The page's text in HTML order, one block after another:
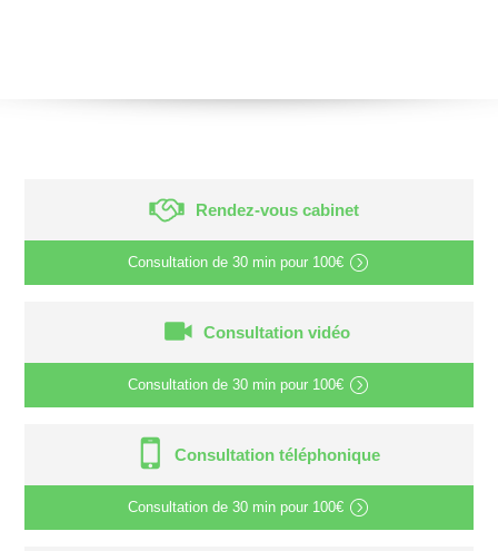
Rendez-vous cabinet
Consultation de 30 min pour 100€
Consultation vidéo
Consultation de 30 min pour 100€
Consultation téléphonique
Consultation de 30 min pour 100€